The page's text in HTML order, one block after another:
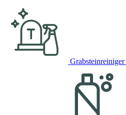
Grabsteinreiniger